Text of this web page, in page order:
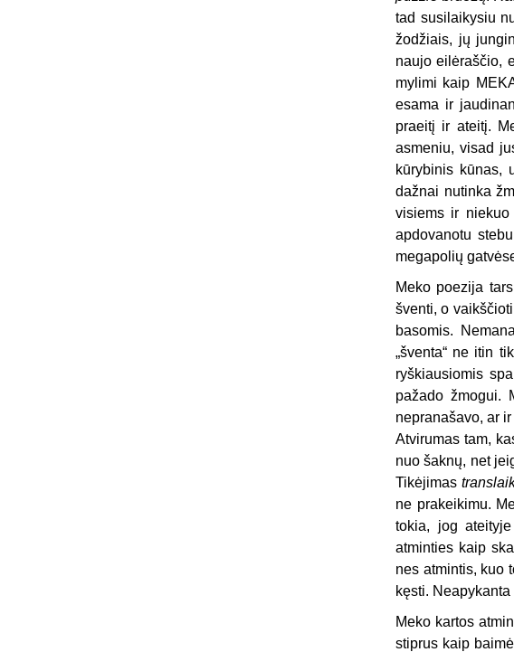
tad susilaikysiu
žodžiais, jų
naujo eilėraščio,
mylimi kaip
esama ir
praeitį ir ateitį.
asmeniu, visad
kūrybinis kūnas,
dažnai nutinka
visiems ir
apdovanotu
megapolių
Meko poezija
šventi, o
basomis.
„šventa“ ne itin
ryškiausiomis
pažado žmogui.
nepranašavo, ar
Atvirumas tam,
nuo šaknų, net
Tikėjimas
ne prakeikimu.
tokia, jog
atminties kaip
nes atmintis, kuo
kęsti.
Meko kartos
stiprus kaip